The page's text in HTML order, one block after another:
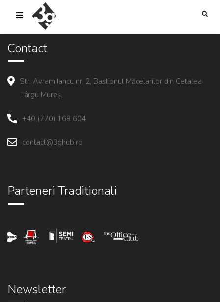
sold-out-button {{acf:sold_out}}
Contact
Str. Avram Iancu nr. 2, Bastionul Măcelarilor din Cetatea
Târgu Mureș.
+40 (770) 168 604
contact@3ghub.ro
Parteneri Traditionali
Newsletter